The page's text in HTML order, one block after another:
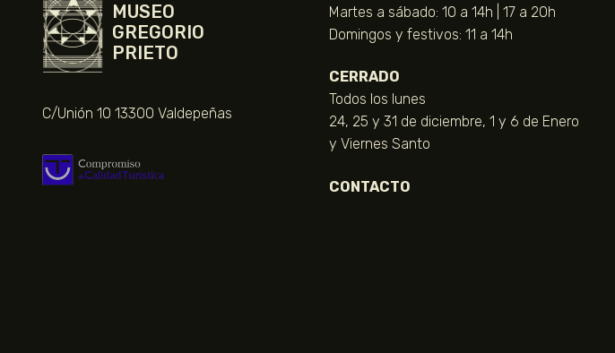
MUSEO
GREGORIO
PRIETO
C/Unión 10 13300 Valdepeñas
Martes a sábado: 10 a 14h | 17 a 20h
Domingos y festivos: 11 a 14h
CERRADO
Todos los lunes
24, 25 y 31 de diciembre, 1 y 6 de Enero
y Viernes Santo
CONTACTO